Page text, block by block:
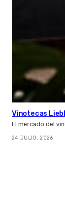
Vinotecas
El mercado del
24 JULIO, 2026